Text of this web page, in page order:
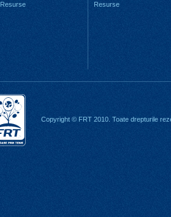
Resurse
Resurse
Copyright © FRT 2010. Toate drepturile